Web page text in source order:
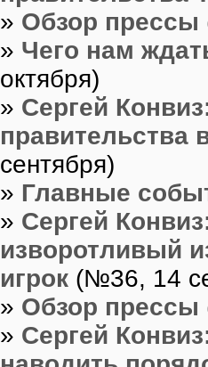
» Обзор прессы
» Чего нам
октября)
» Сергей
правительства
сентября)
» Главные
» Сергей
изворотливый
игрок (№36, 14
» Обзор прессы
» Сергей